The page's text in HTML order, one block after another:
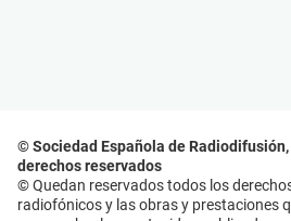
© Sociedad Española de
derechos reservados
© Quedan reservados todos los
radiofónicos y las obras y prestaciones